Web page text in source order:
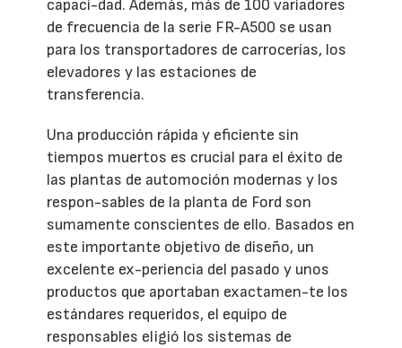
capaci-dad. Además, más de 100 variadores
de frecuencia de la serie FR-A500 se usan
para los transportadores de carrocerías, los
elevadores y las estaciones de
transferencia.
Una producción rápida y eficiente sin
tiempos muertos es crucial para el éxito de
las plantas de automoción modernas y los
respon-sables de la planta de Ford son
sumamente conscientes de ello. Basados en
este importante objetivo de diseño, un
excelente ex-periencia del pasado y unos
productos que aportaban exactamen-te los
estándares requeridos, el equipo de
responsables eligió los sistemas de